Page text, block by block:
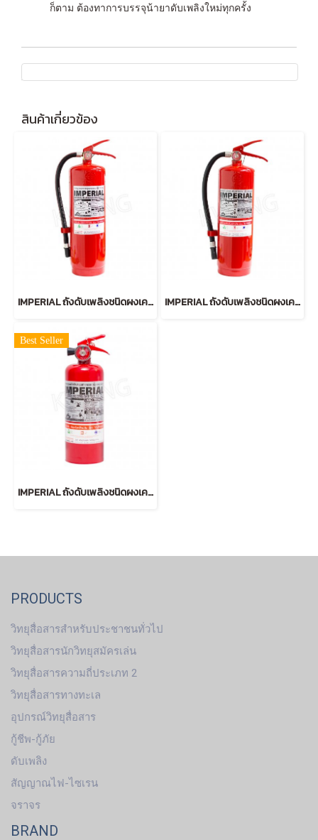
ก็ตาม ต้องทาการบรรจุน้ายาดับเพลิงใหม่ทุกครั้ง
สินค้าเกี่ยวข้อง
IMPERIAL ถังดับเพลิงชนิดผงเคมีแห้ง 15 ปอนด์ สีแดง IMPERIAL ถังดับเพลิงชนิดผงเคมีแห้ง 10 ปอนด์ สีแดง
Best Seller
IMPERIAL ถังดับเพลิงชนิดผงเคมีแห้ง 2 ปอนด์ สีแดง
PRODUCTS
วิทยุสื่อสารสำหรับประชาชนทั่วไป
วิทยุสื่อสารนักวิทยุสมัครเล่น
วิทยุสื่อสารความถี่ประเภท 2
วิทยุสื่อสารทางทะเล
อุปกรณ์วิทยุสื่อสาร
กู้ชีพ-กู้ภัย
ดับเพลิง
สัญญาณไฟ-ไซเรน
จราจร
BRAND